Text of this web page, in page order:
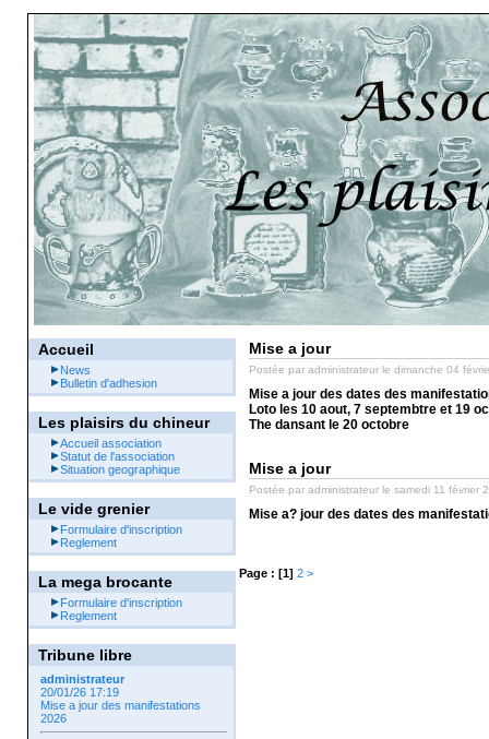
Accueil
News
Bulletin d'adhesion
Les plaisirs du chineur
Accueil association
Statut de l'association
Situation geographique
Le vide grenier
Formulaire d'inscription
Reglement
La mega brocante
Formulaire d'inscription
Reglement
Tribune libre
administrateur
20/01/26 17:19
Mise a jour des manifestations
2026
Mise a jour
Postée par administrateurle dimanche 04
Mise a jour des dates des
Loto les 10 aout, 7 septembtre et 19
The dansant le 20 octobre
Mise a jour
Postée par administrateurle samedi 11 février
Mise a? jour des dates des
Page : [1] 2 >